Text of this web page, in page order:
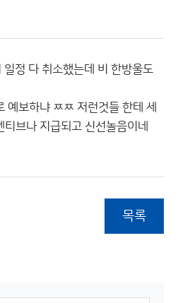
정 다 취소했는데 비 한방울도
예보하냐 ㅉㅉ 저런것들 한테 세
브나 지급되고 신선놀음이네
목록